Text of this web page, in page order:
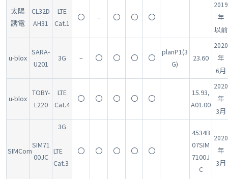
太陽
誘電
CL32D
AH31
LTE
Cat.1
〇 – 〇 〇 〇
2019
年
以前
u-blox
SARA-
U201
3G – 〇 〇 〇 〇
planP1(3
G)
23.60
2020
年
6月
u-blox
TOBY-
L220
LTE
Cat.4
〇 〇 〇 〇 〇
15.93,
A01.00
2020
年
3月
SIMCom
SIM71
00JC
3G
LTE
Cat.3
〇 〇 〇 〇 〇
4534B
07SIM
7100J
C
2020
年
3月